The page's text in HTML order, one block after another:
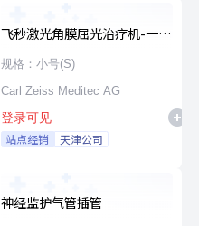
飞秒激光角膜屈光治疗机-一次
性使用无菌治疗包
规格：小号(S)
Carl Zeiss Meditec AG
登录可见
站点经销 天津公司
神经监护气管插管